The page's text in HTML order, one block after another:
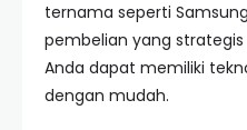
ternama seperti
pembelian yang
Anda dapat memiliki
dengan mudah.